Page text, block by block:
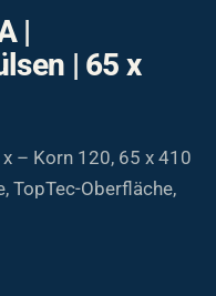
|
| 65 x
– Korn 120, 65 x 410
TopTec-Oberfläche,